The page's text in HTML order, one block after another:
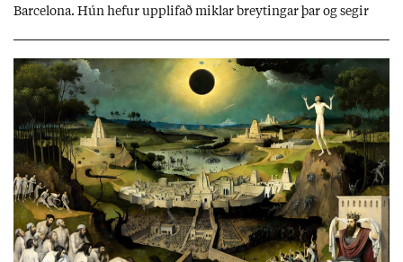
Barcelona. Hún hef­ur upp­lif­að mikl­ar breyt­ing­ar þar og seg­ir
jafnt sem styrkj­um til menn­ing­ar­mála. Þá hafi katalónsk­an hlot­
ið með­byr.